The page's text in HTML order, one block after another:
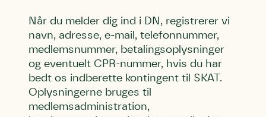
Når du melder dig ind i DN, registrerer vi
navn, adresse, e-mail, telefonnummer,
medlemsnummer, betalingsoplysninger
og eventuelt CPR-nummer, hvis du har
bedt os indberette kontingent til SKAT.
Oplysningerne bruges til
medlemsadministration,